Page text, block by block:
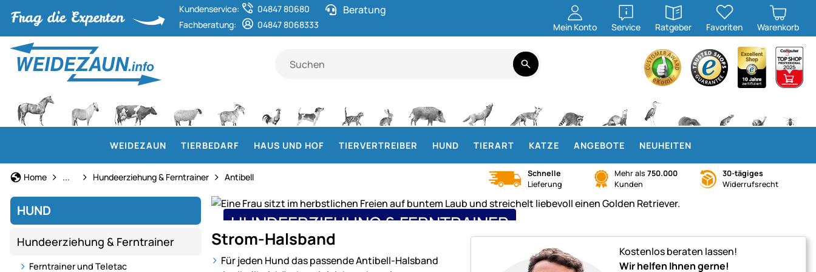
Kundenservice:
04847 80680
Fachberatung:
04847 8068333
Beratung
Mein Konto Service
öffnen
Ratgeber
öffnen
Favoriten Warenkorb
WEIDEZAUN TIERBEDARF HAUS UND HOF TIERVERTREIBER HUND TIERART KATZE ANGEBOTE NEUHEITEN
Home ... Hundeerziehung & Ferntrainer Antibell
Schnelle
Lieferung
Mehr als 750.000
Kunden
30-tägiges
Widerrufsrecht
HUND
Hundeerziehung & Ferntrainer
Ferntrainer und Teletac
HUNDEERZIEHUNG & FERNTRAINER
Strom-Halsband für Hunde
und
liebevolle
Strom-Halsband
Für jeden Hund das passende Antibell-Halsband
Kostenlos beraten lassen!
Wir helfen Ihnen gerne!